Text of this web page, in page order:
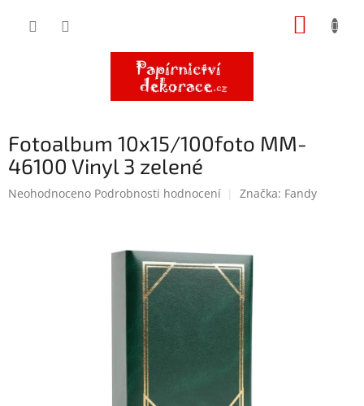
Fotoalbum 10x15/100foto MM-
46100 Vinyl 3 zelené
Průměrné
Neohodnoceno Podrobnosti hodnocení Značka: Fandy